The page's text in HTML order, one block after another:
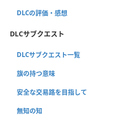
DLCの評価・感想
DLCサブクエスト
DLCサブクエスト一覧
旗の持つ意味
安全な交易路を目指して
無知の知